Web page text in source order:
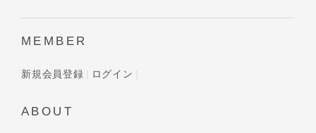
MEMBER
新規会員登録 ログイン
ABOUT